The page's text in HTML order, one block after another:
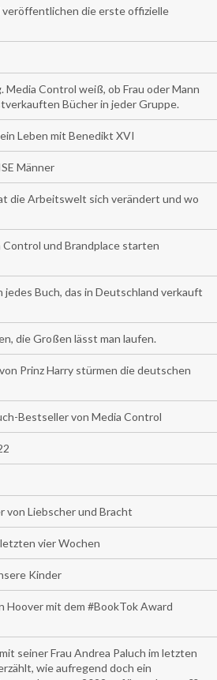
die erste offizielle
Media Control weiß, ob Frau oder Mann
Bücher in jeder Gruppe.
Leben mit Benedikt XVI
Männer
die Arbeitswelt sich verändert und wo
Control und Brandplace starten
Buch, das in Deutschland verkauft
die Großen lässt man laufen.
Prinz Harry stürmen die deutschen
Bestseller von Media Control
von Liebscher und Bracht
vier Wochen
Kinder
Hoover mit dem #BookTok Award
seiner Frau Andrea Paluch im letzten
wie aufregend doch ein